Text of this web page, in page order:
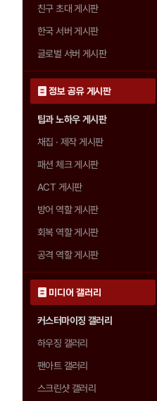
친구 초대 게시판
한국 서버 게시판
글로벌 서버 게시판
정보 공유 게시판
팁과 노하우 게시판
채집 · 제작 게시판
패션 체크 게시판
ACT 게시판
방어 역할 게시판
회복 역할 게시판
공격 역할 게시판
미디어 갤러리
커스터마이징 갤러리
하우징 갤러리
팬아트 갤러리
스크린샷 갤러리